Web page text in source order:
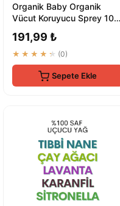
Organik Baby Organik
Vücut Koruyucu Sprey 100
191,99 ₺
★★★★★ (0)
Sepete Ekle